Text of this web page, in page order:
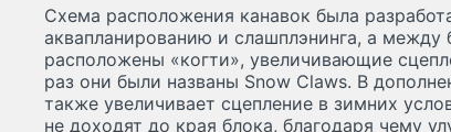
Схема расположения канавок была
аквапланированию и слашплэнинга, а между
расположены «когти», увеличивающие
раз они были названы Snow Claws. В
также увеличивает сцепление в зимних
не доходят до края блока, благодаря чему